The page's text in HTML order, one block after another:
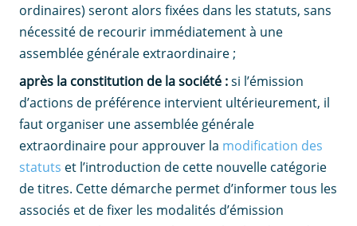
ordinaires) seront alors fixées dans les statuts, sans
nécessité de recourir immédiatement à une
assemblée générale extraordinaire ;
après la constitution de la société :si l’émission
d’actions de préférence intervient ultérieurement, il
faut organiser une assemblée générale
extraordinaire pour approuver la modification des
statuts et l’introduction de cette nouvelle catégorie
de titres. Cette démarche permet d’informer tous les
associés et de fixer les modalités d’émission